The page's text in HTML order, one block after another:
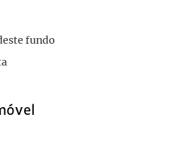
01
10-31
fundo